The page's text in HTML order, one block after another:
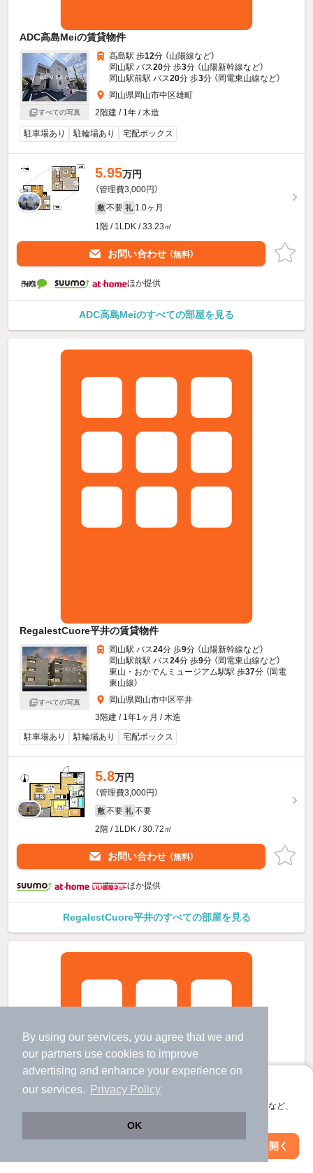
By using our services, you agree that we and
our partners use cookies to improve
advertising and enhance your experience on
our services.
Privacy Policy
OK
アプリに切り替えて、サクサクお部屋探し
会員登録なしですぐ使える。マップ検索やお気に入り保存など、
アプリを開く
ADC高島Meiの賃貸物件
すべての写真
高島駅 歩12分 （山陽線など）
岡山駅 バス20分 歩3分 （山陽新幹線など）
岡山駅前駅 バス20分 歩3分 （岡電東山線など）
岡山県岡山市中区雄町
2階建 / 1年 / 木造
駐車場あり 駐輪場あり 宅配ボックス
5.95万円
（管理費3,000円）
敷 不要 礼 1.0ヶ月
1階 / 1LDK / 33.23㎡
お問い合わせ （無料）
ほか提供
ADC高島Meiのすべての部屋を見る
RegalestCuore平井の賃貸物件
すべての写真
岡山駅 バス24分 歩9分 （山陽新幹線など）
岡山駅前駅 バス24分 歩9分 （岡電東山線など）
東山・おかでんミュージアム駅駅 歩37分 （岡電
東山線）
岡山県岡山市中区平井
3階建 / 1年1ヶ月 / 木造
駐車場あり
駐輪場あり 宅配ボックス
5.8万円
（管理費3,000円）
敷 不要 礼 不要
2階 / 1LDK / 30.72㎡
お問い合わせ （無料）
ほか提供
RegalestCuore平井のすべての部屋を見る
絞り込み条件を変更